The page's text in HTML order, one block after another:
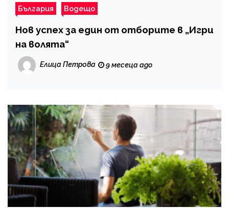
България Водещо
Нов успех за един от отборите в „Игри
на волята“
Елица Петрова 9 месеца ago